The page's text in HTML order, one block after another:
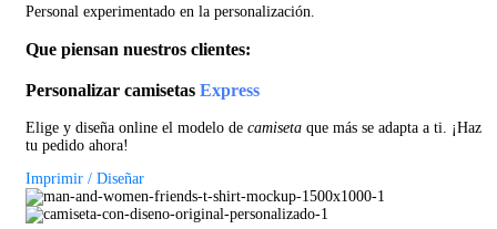
Personal experimentado en la personalización.
Que piensan nuestros clientes:
Personalizar camisetas Express
Elige y diseña online el modelo de camiseta que más se adapta a ti. ¡Haz
tu pedido ahora!
Imprimir / Diseñar